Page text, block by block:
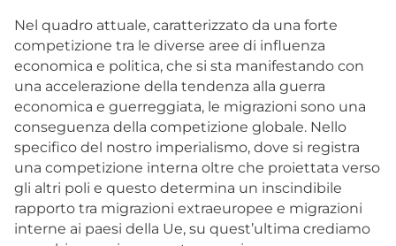
Nel quadro attuale, caratterizzato da una forte
competizione tra le diverse aree di influenza
economica e politica, che si sta manifestando con
una accelerazione della tendenza alla guerra
economica e guerreggiata, le migrazioni sono una
conseguenza della competizione globale. Nello
specifico del nostro imperialismo, dove si registra
una competizione interna oltre che proiettata verso
gli altri poli e questo determina un inscindibile
rapporto tra migrazioni extraeuropee e migrazioni
interne ai paesi della Ue, su quest’ultima crediamo